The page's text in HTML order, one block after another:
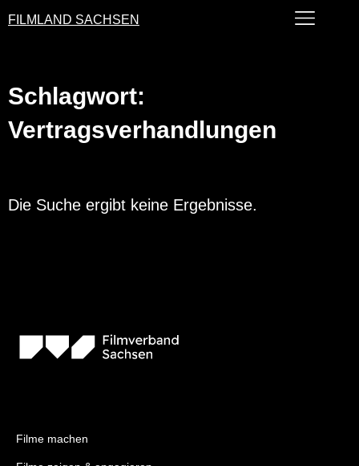
FILMLAND SACHSEN
Schlagwort:
Vertragsverhandlungen
Die Suche ergibt keine Ergebnisse.
Filme machen